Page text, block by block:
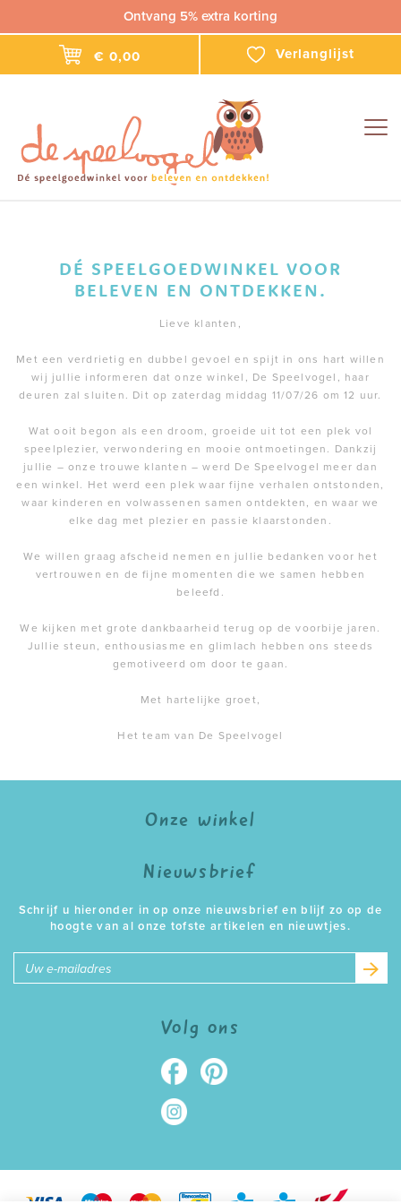
Ontvang 5% extra korting
€ 0,00 Verlanglijst
DÉ SPEELGOEDWINKEL VOOR
BELEVEN EN ONTDEKKEN.
Lieve klanten,
Met een verdrietig en dubbel gevoel en spijt in ons hart willen
wij jullie informeren dat onze winkel, De Speelvogel, haar
deuren zal sluiten. Dit op zaterdag middag 11/07/26 om 12 uur.
Wat ooit begon als een droom, groeide uit tot een plek vol
speelplezier, verwondering en mooie ontmoetingen. Dankzij
jullie – onze trouwe klanten – werd De Speelvogel meer dan
een winkel. Het werd een plek waar fijne verhalen ontstonden,
waar kinderen en volwassenen samen ontdekten, en waar we
elke dag met plezier en passie klaarstonden.
We willen graag afscheid nemen en jullie bedanken voor het
vertrouwen en de fijne momenten die we samen hebben
beleefd.
We kijken met grote dankbaarheid terug op de voorbije jaren.
Jullie steun, enthousiasme en glimlach hebben ons steeds
gemotiveerd om door te gaan.
Met hartelijke groet,
Het team van De Speelvogel
Onze winkel
Nieuwsbrief
Schrijf u hieronder in op onze nieuwsbrief en blijf zo op de
hoogte van al onze tofste artikelen en nieuwtjes.
Volg ons